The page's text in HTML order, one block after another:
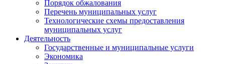
Порядок обжалования
Перечень муниципальных услуг
Технологические схемы предоставления
муниципальных услуг
Деятельность
Государственные и муниципальные услуги
Экономика